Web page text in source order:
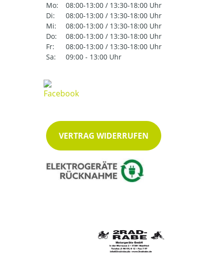
Mo:
08:00-13:00 / 13:30-18:00 Uhr
Di:
08:00-13:00 / 13:30-18:00 Uhr
Mi:
08:00-13:00 / 13:30-18:00 Uhr
Do:
08:00-13:00 / 13:30-18:00 Uhr
Fr:
08:00-13:00 / 13:30-18:00 Uhr
Sa:
09:00 - 13:00 Uhr
VERTRAG WIDERRUFEN